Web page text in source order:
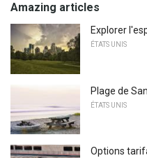
Amazing articles
Explorer
ÉTATS UNIS
Plage de
ÉTATS UNIS
Options